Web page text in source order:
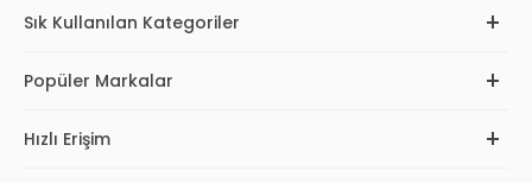
Sık Kullanılan Kategoriler
Popüler Markalar
Hızlı Erişim